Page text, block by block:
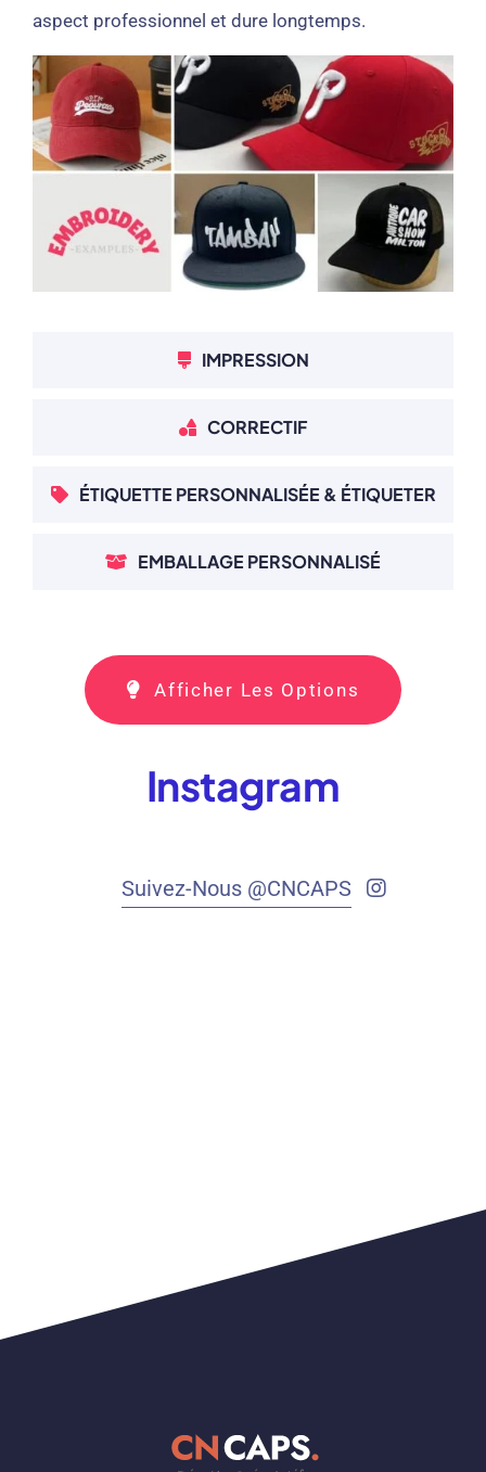
aspect professionnel et dure longtemps.
IMPRESSION
CORRECTIF
ÉTIQUETTE PERSONNALISÉE & ÉTIQUETER
EMBALLAGE PERSONNALISÉ
Afficher Les Options
Instagram
Suivez-Nous @CNCAPS